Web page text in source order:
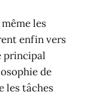
les
enfin vers
principal
de
les tâches